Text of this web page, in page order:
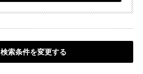
検索条件を変更する